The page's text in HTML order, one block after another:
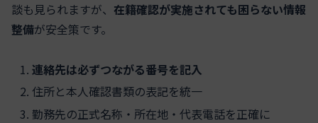
談も見られますが、 在籍確認が実施されても困らない情報
整備が安全策です。
連絡先は必ずつながる番号を記入
住所と本人確認書類の表記を統一
勤務先の正式名称・所在地・代表電話を正確に